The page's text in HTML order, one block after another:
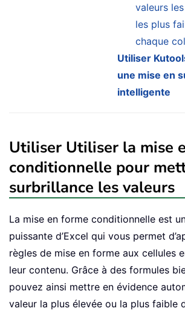
valeurs
les plus
chaque
Utiliser
une mise en
intelligente
Utiliser Utiliser la mise
conditionnelle pour
surbrillance les valeurs
La mise en forme conditionnelle est
puissante d’Excel qui vous permet
règles de mise en forme aux cellules
leur contenu. Grâce à des formules
pouvez ainsi mettre en évidence
valeur la plus élevée ou la plus faible